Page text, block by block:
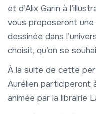
et d’Alix Garin à
vous proposeront
dessinée dans
choisit, qu’on se
À la suite de cette
Aurélien participeront
animée par la librairie